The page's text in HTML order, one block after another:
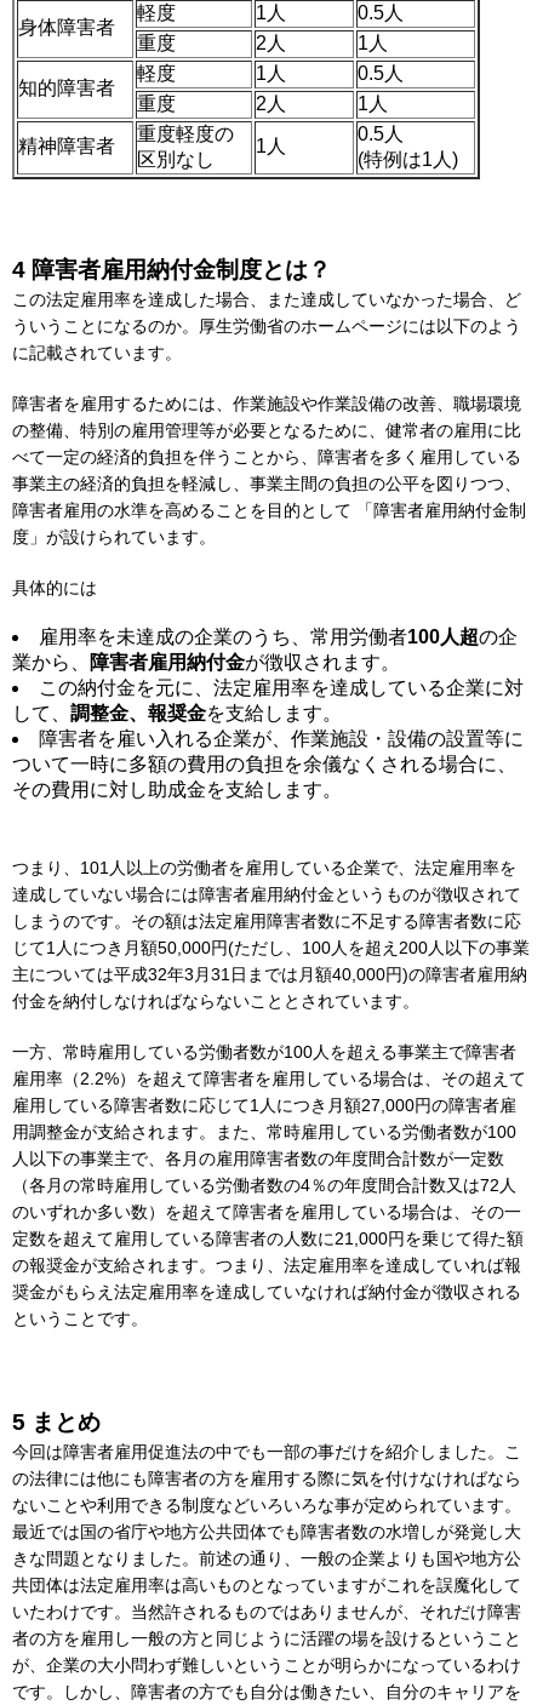
身体障害者
軽度 1人
0.5人
重度
2人 1人
知的障害者
軽度 1人
0.5人
重度
2人 1人
精神障害者
重度軽度の
区別なし
1人
0.5人
(特例は1人)
4 障害者雇用納付金制度とは？
この法定雇用率を達成した場合、また達成していなかった場合、ど
ういうことになるのか。厚生労働省のホームページには以下のよう
に記載されています。
障害者を雇用するためには、作業施設や作業設備の改善、職場環境
の整備、特別の雇用管理等が必要となるために、健常者の雇用に比
べて一定の経済的負担を伴うことから、障害者を多く雇用している
事業主の経済的負担を軽減し、事業主間の負担の公平を図りつつ、
障害者雇用の水準を高めることを目的として 「障害者雇用納付金制
度」が設けられています。
具体的には
雇用率を未達成の企業のうち、常用労働者100人超の企
業から、
障害者雇用納付金が徴収されます。
この納付金を元に、法定雇用率を達成している企業に対
して、 調整金、報奨金を支給します。
障害者を雇い入れる企業が、作業施設・設備の設置等に
ついて一時に多額の費用の負担を余儀なくされる場合に、
その費用に対し助成金を支給します。
つまり、101人以上の労働者を雇用している企業で、法定雇用率を
達成していない場合には障害者雇用納付金というものが徴収されて
しまうのです。その額は法定雇用障害者数に不足する障害者数に応
じて1人につき月額50,000円(ただし、100人を超え200人以下の事業
主については平成32年3月31日までは月額40,000円)の障害者雇用納
付金を納付しなければならないこととされています。
一方、常時雇用している労働者数が100人を超える事業主で障害者
雇用率（2.2%）を超えて障害者を雇用している場合は、その超えて
雇用している障害者数に応じて1人につき月額27,000円の障害者雇
用調整金が支給されます。また、常時雇用している労働者数が100
人以下の事業主で、各月の雇用障害者数の年度間合計数が一定数
（各月の常時雇用している労働者数の4％の年度間合計数又は72人
のいずれか多い数）を超えて障害者を雇用している場合は、その一
定数を超えて雇用している障害者の人数に21,000円を乗じて得た額
の報奨金が支給されます。つまり、法定雇用率を達成していれば報
奨金がもらえ法定雇用率を達成していなければ納付金が徴収される
ということです。
5 まとめ
今回は障害者雇用促進法の中でも一部の事だけを紹介しました。こ
の法律には他にも障害者の方を雇用する際に気を付けなければなら
ないことや利用できる制度などいろいろな事が定められています。
最近では国の省庁や地方公共団体でも障害者数の水増しが発覚し大
きな問題となりました。前述の通り、一般の企業よりも国や地方公
共団体は法定雇用率は高いものとなっていますがこれを誤魔化して
いたわけです。当然許されるものではありませんが、それだけ障害
者の方を雇用し一般の方と同じように活躍の場を設けるということ
が、企業の大小問わず難しいということが明らかになっているわけ
です。しかし、障害者の方でも自分は働きたい、自分のキャリアを